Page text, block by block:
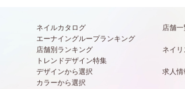
ネイルカタログ
エーナイングループランキング
店舗別ランキング
トレンドデザイン特集
デザインから選択
カラーから選択
店舗
ネイ
求人情